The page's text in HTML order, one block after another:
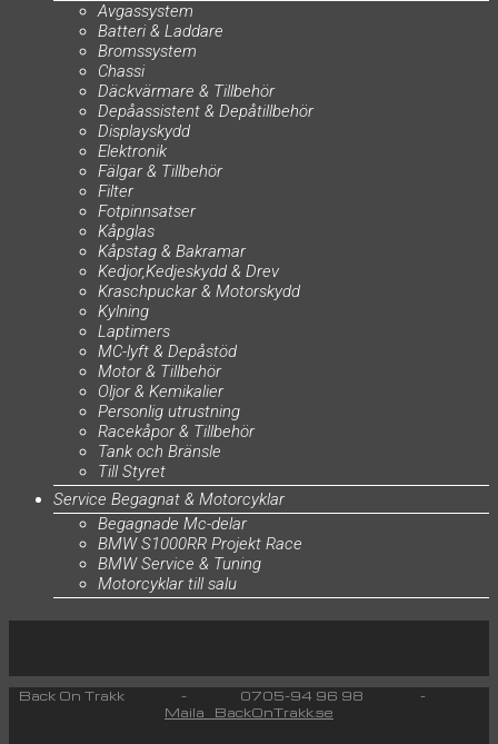
Avgassystem
Batteri & Laddare
Bromssystem
Chassi
Däckvärmare & Tillbehör
Depåassistent & Depåtillbehör
Displayskydd
Elektronik
Fälgar & Tillbehör
Filter
Fotpinnsatser
Kåpglas
Kåpstag & Bakramar
Kedjor,Kedjeskydd & Drev
Kraschpuckar & Motorskydd
Kylning
Laptimers
MC-lyft & Depåstöd
Motor & Tillbehör
Oljor & Kemikalier
Personlig utrustning
Racekåpor & Tillbehör
Tank och Bränsle
Till Styret
Service Begagnat & Motorcyklar
Begagnade Mc-delar
BMW S1000RR Projekt Race
BMW Service & Tuning
Motorcyklar till salu
Back On Trakk - 0705-94 96 98 -
Maila BackOnTrakk.se